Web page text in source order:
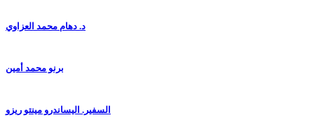
د. دهام محمد العزاوي
برنو محمد أمين
السفير. اليساندرو مينتو ريزو